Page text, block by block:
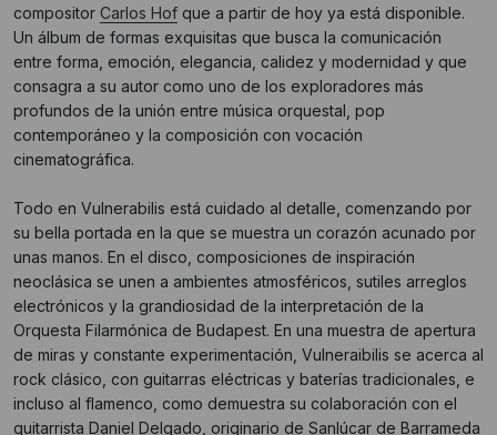
compositor Carlos Hof que a partir de hoy ya está disponible.
Un álbum de formas exquisitas que busca la comunicación
entre forma, emoción, elegancia, calidez y modernidad y que
consagra a su autor como uno de los exploradores más
profundos de la unión entre música orquestal, pop
contemporáneo y la composición con vocación
cinematográfica.
Todo en Vulnerabilis está cuidado al detalle, comenzando por
su bella portada en la que se muestra un corazón acunado por
unas manos. En el disco, composiciones de inspiración
neoclásica se unen a ambientes atmosféricos, sutiles arreglos
electrónicos y la grandiosidad de la interpretación de la
Orquesta Filarmónica de Budapest. En una muestra de apertura
de miras y constante experimentación, Vulneraibilis se acerca al
rock clásico, con guitarras eléctricas y baterías tradicionales, e
incluso al flamenco, como demuestra su colaboración con el
guitarrista Daniel Delgado, originario de Sanlúcar de Barrameda